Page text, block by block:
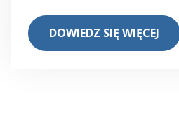
DOWIEDZ SIĘ WIĘCEJ